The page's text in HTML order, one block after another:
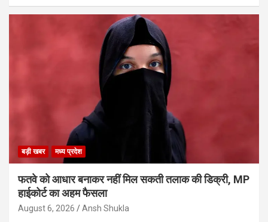
बड़ी खबर मध्य प्रदेश
फतवे को आधार बनाकर नहीं मिल सकती तलाक की डिक्री, MP
हाईकोर्ट का अहम फैसला
August 6, 2026 Ansh Shukla